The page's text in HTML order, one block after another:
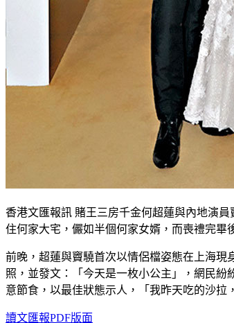
香港文匯報訊 賭王三房千金何超蓮與內地演
住何家大宅，儼如半個何家女婿，而喪禮完畢
前晚，超蓮與竇驍首次以情侶檔姿態在上海
照，並發文：「今天是一枚小公主」，網民
意節食，以最佳狀態示人，「我昨天吃的沙拉
讀文匯報PDF版面